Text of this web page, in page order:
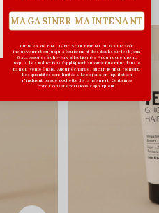
MAGASINER MAINTENANT
Offre valide EN LIGNE SEULEMENT du 6 au 12 août
inclusivement ou jusqu'à épuisement des stocks sur les bijoux
& accessoires à cheveux sélectionnés. Aucun code promo
requis. Les réductions s’appliquent automatiquement dans le
panier. Vente finale. Aucun échange, aucun remboursement.
Les quantités sont limitées. Les bijoux en liquidation
n'incluent pas de pochette de rangement. Certaines
conditions et exclusions s'appliquent.